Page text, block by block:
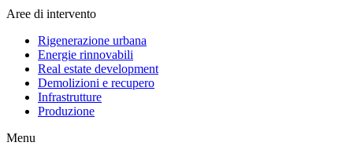
Aree di intervento
Rigenerazione urbana
Energie rinnovabili
Real estate development
Demolizioni e recupero
Infrastrutture
Produzione
Menu